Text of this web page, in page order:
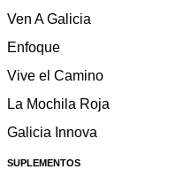
Ven A Galicia
Enfoque
Vive el Camino
La Mochila Roja
Galicia Innova
SUPLEMENTOS